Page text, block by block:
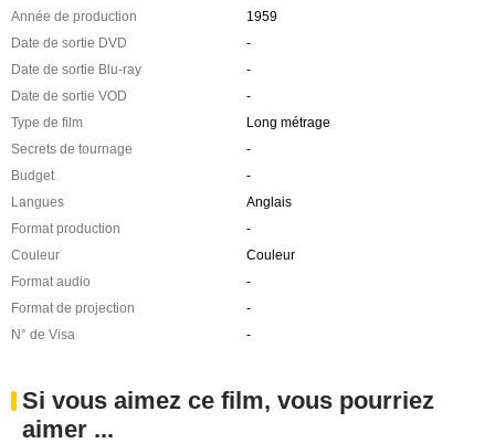
Année de production
1959
Date de sortie DVD
-
Date de sortie Blu-ray
-
Date de sortie VOD
-
Type de film
Long métrage
Secrets de tournage
-
Budget
-
Langues
Anglais
Format production
-
Couleur
Couleur
Format audio
-
Format de projection
-
N° de Visa
-
Si vous aimez ce film, vous pourriez
aimer ...